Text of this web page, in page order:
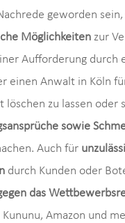
geworden
Möglichkeitenzur
Aufforderung durch
einen Anwalt in Köln
zu lassen oder
sowie
Auch für
durch Kunden oder
das
Amazon und